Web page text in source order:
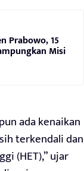
Prabowo, 15
Misi
ada kenaikan
terkendali dan
(HET),” ujar